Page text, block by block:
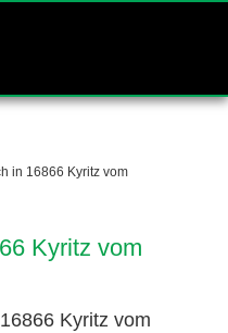
in 16866 Kyritz vom
Kyritz vom
Kyritz vom